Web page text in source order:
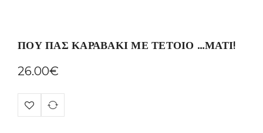
ΠΟΥ ΠΑΣ ΚΑΡΑΒΑΚΙ ΜΕ ΤΕΤΟΙΟ …ΜΑΤΙ!
26.00€